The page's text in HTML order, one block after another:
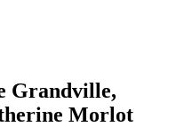
Grandville,
Morlot